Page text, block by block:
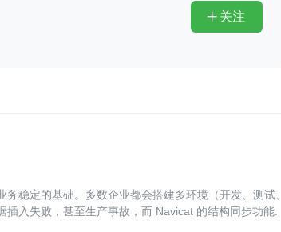
redis
 关注
稳定的基础。多数企业都会搭建多环境（开发、测试、
入失败，甚至生产事故，而 Navicat 的结构同步功能.